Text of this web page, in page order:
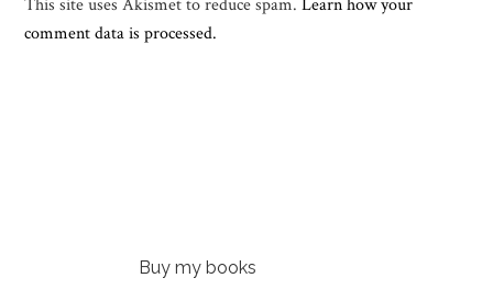
This site uses Akismet to reduce spam.Learn how your
comment data is processed.
Buy my books